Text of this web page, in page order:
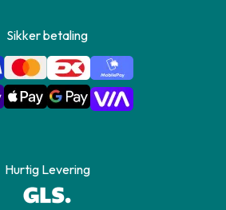
Sikker betaling
Hurtig Levering